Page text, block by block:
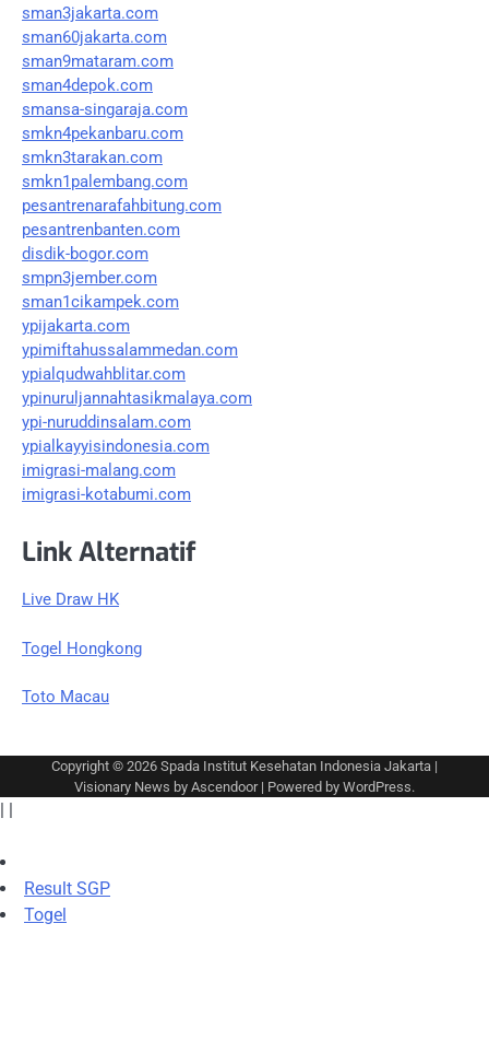
sman3jakarta.com
sman60jakarta.com
sman9mataram.com
sman4depok.com
smansa-singaraja.com
smkn4pekanbaru.com
smkn3tarakan.com
smkn1palembang.com
pesantrenarafahbitung.com
pesantrenbanten.com
disdik-bogor.com
smpn3jember.com
sman1cikampek.com
ypijakarta.com
ypimiftahussalammedan.com
ypialqudwahblitar.com
ypinuruljannahtasikmalaya.com
ypi-nuruddinsalam.com
ypialkayyisindonesia.com
imigrasi-malang.com
imigrasi-kotabumi.com
Link Alternatif
Live Draw HK
Togel Hongkong
Toto Macau
Copyright © 2026 Spada Institut Kesehatan Indonesia Jakarta |
Visionary News by Ascendoor| Powered by WordPress.
| |
Result SGP
Togel